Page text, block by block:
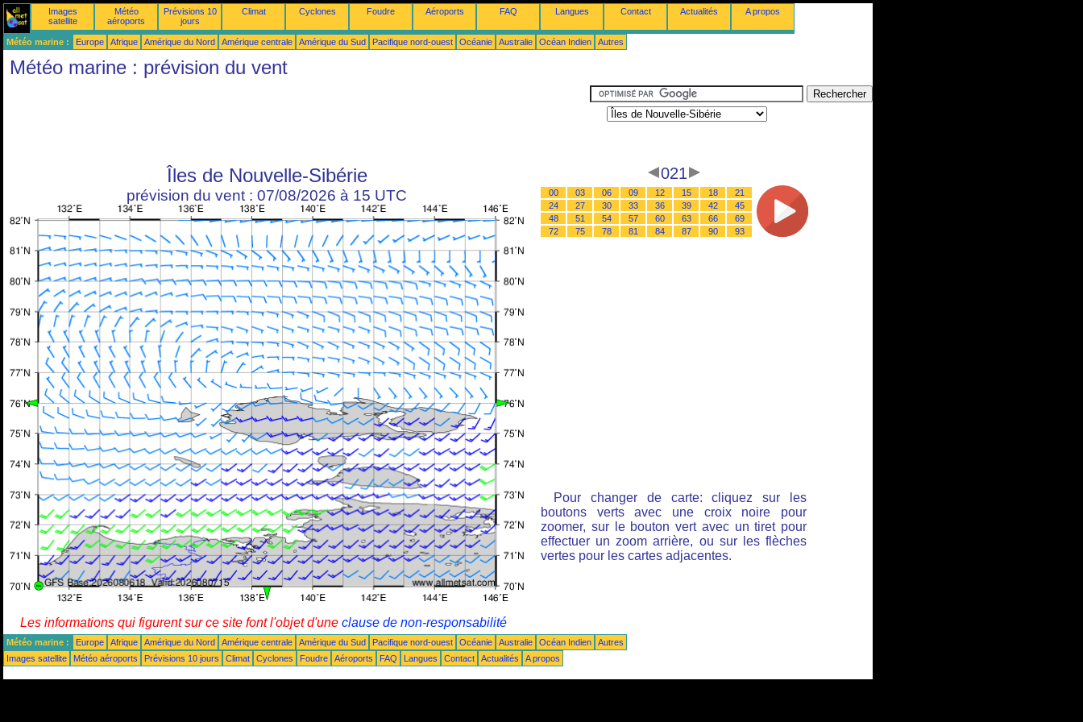
Images
satellite
Météo
aéroports
Prévisions 10
jours
Climat Cyclones Foudre Aéroports FAQ Langues Contact Actualités A propos
Météo marine : Europe Afrique Amérique du Nord Amérique centrale Amérique du Sud Pacifique nord-ouest Océanie Australie Océan Indien Autres
Météo marine : prévision du vent
Îles de Nouvelle-Sibérie
prévision du vent : 07/08/2026 à 15 UTC
021
00 03 06 09 12 15 18
21
24
27 30 33 36 39 42
45
48
51 54 57 60 63 66
69
72
75 78 81 84 87 90 93
Pour changer de carte: cliquez sur les
boutons verts avec une croix noire pour
zoomer, sur le bouton vert avec un tiret pour
effectuer un zoom arrière, ou sur les flèches
vertes pour les cartes adjacentes.
Les informations qui figurent sur ce site font l'objet d'une clause de non-responsabilité
Météo marine : Europe Afrique Amérique du Nord Amérique centrale Amérique du Sud Pacifique nord-ouest Océanie Australie Océan Indien
Autres
Images satellite
Météo aéroports Prévisions 10 jours Climat Cyclones Foudre Aéroports FAQ Langues Contact Actualités A propos